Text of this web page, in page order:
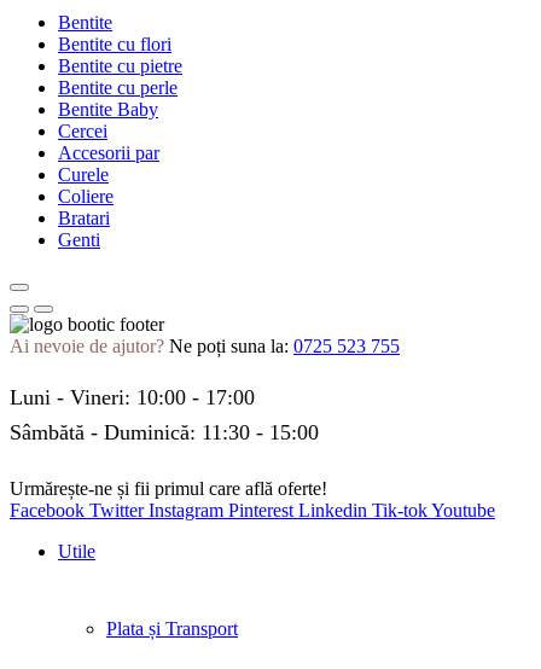
Bentite
Bentite cu flori
Bentite cu pietre
Bentite cu perle
Bentite Baby
Cercei
Accesorii par
Curele
Coliere
Bratari
Genti
Ai nevoie de ajutor? Ne poți suna la: 0725 523 755
Luni - Vineri: 10:00 - 17:00
Sâmbătă - Duminică: 11:30 - 15:00
Urmărește-ne și fii primul care află oferte!
Facebook Twitter Instagram Pinterest Linkedin Tik-tokYoutube
Utile
Plata și Transport